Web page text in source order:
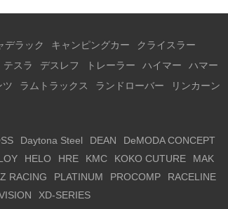
デラック キャンピングカー
クライスラー
テスラ デスレフ トレーラー ハイマー
ハマー
ツ ラムトラックス ランドローバー
リンカーン
Daytona Steel DEAN
DeMODA CONCEPT
HELO HRE KMC KOKO CUTURE
MAK
RACING PLATINUM PROCOMP
RACELINE
XD-SERIES